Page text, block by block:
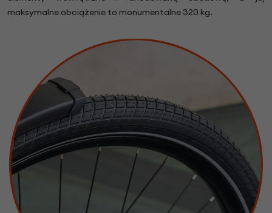
maksymalne obciążenie to monumentalne 320 kg.